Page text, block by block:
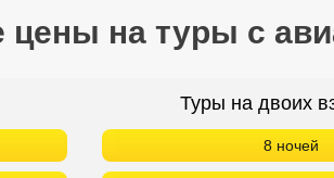
цены на туры с
Туры на двоих
8 ночей